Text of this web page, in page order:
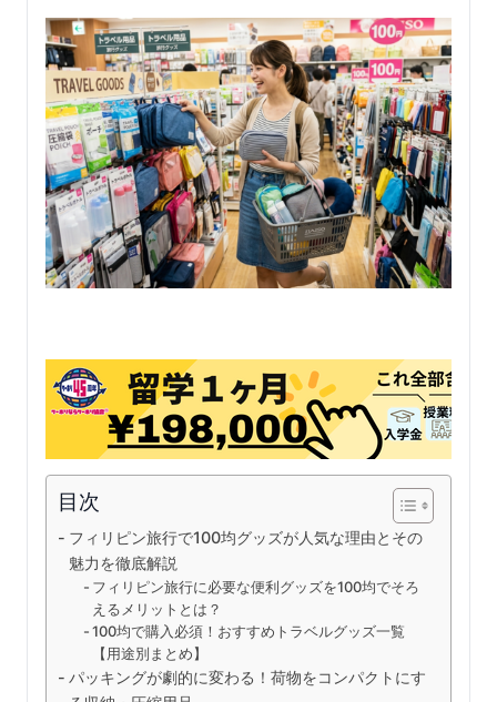
目次
フィリピン旅行で100均グッズが人気な理由とその
魅力を徹底解説
フィリピン旅行に必要な便利グッズを100均でそろ
えるメリットとは？
100均で購入必須！おすすめトラベルグッズ一覧
【用途別まとめ】
パッキングが劇的に変わる！荷物をコンパクトにす